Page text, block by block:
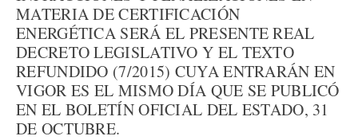
MATERIA DE CERTIFICACIÓN
ENERGÉTICA SERÁ EL PRESENTE REAL
DECRETO LEGISLATIVO Y EL TEXTO
REFUNDIDO (7/2015) CUYA ENTRARÁN EN
VIGOR ES EL MISMO DÍA QUE SE PUBLICÓ
EN EL BOLETÍN OFICIAL DEL ESTADO, 31
DE OCTUBRE.